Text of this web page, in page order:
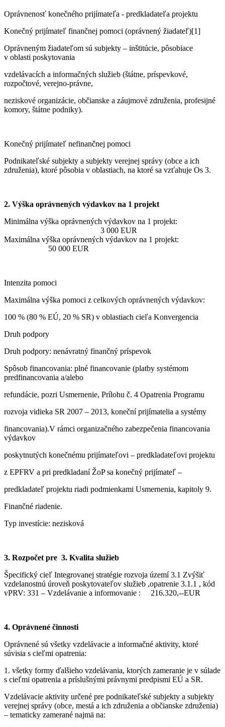
Oprávnenosť konečného prijímateľa - predkladateľa projektu
Konečný prijímateľ finančnej pomoci (oprávnený žiadateľ)[1]
Oprávneným žiadateľom sú subjekty – inštitúcie, pôsobiace
v oblasti poskytovania
vzdelávacích a informačných služieb (štátne, príspevkové,
rozpočtové, verejno-právne,
neziskové organizácie, občianske a záujmové združenia, profesijné
komory, štátne podniky).
Konečný prijímateľ nefinančnej pomoci
Podnikateľské subjekty a subjekty verejnej správy (obce a ich
združenia), ktoré pôsobia v oblastiach, na ktoré sa vzťahuje Os 3.
2. Výška oprávnených výdavkov na 1 projekt
Minimálna výška oprávnených výdavkov na 1 projekt:
3 000 EUR
Maximálna výška oprávnených výdavkov na 1 projekt:
50 000 EUR
Intenzita pomoci
Maximálna výška pomoci z celkových oprávnených výdavkov:
100 % (80 % EÚ, 20 % SR) v oblastiach cieľa Konvergencia
Druh podpory
Druh podpory: nenávratný finančný príspevok
Spôsob financovania: plné financovanie (platby systémom
predfinancovania a/alebo
refundácie, pozri Usmernenie, Prílohu č. 4 Opatrenia Programu
rozvoja vidieka SR 2007 – 2013, koneční prijímatelia a systémy
financovania).V rámci organizačného zabezpečenia financovania
výdavkov
poskytnutých konečnému prijímateľovi – predkladateľovi projektu
z EPFRV a pri predkladaní ŽoP sa konečný prijímateľ –
predkladateľ projektu riadi podmienkami Usmernenia, kapitoly 9.
Finančné riadenie.
Typ investície: nezisková
3. Rozpočet pre 3. Kvalita služieb
Špecifický cieľ Integrovanej stratégie rozvoja území 3.1 Zvýšiť
vzdelanostnú úroveň poskytovateľov služieb ,opatrenie 3.1.1 , kód
vPRV: 331 – Vzdelávanie a informovanie : 216.320,--EUR
4. Oprávnené činnosti
Oprávnené sú všetky vzdelávacie a informačné aktivity, ktoré
súvisia s cieľmi opatrenia:
1. všetky formy ďalšieho vzdelávania, ktorých zameranie je v súlade
s cieľmi opatrenia a príslušnými právnymi predpismi EÚ a SR.
Vzdelávacie aktivity určené pre podnikateľské subjekty a subjekty
verejnej správy (obce, mestá a ich združenia a občianske združenia)
– tematicky zamerané najmä na: